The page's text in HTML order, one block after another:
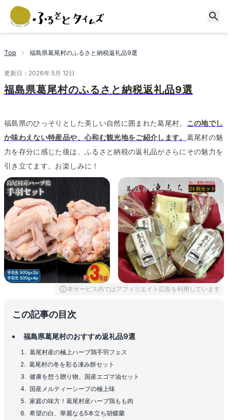
Top 福島県葛尾村のふるさと納税返礼品9選
更新日： 2026年 5月 12日
福島県葛尾村のふるさと納税返礼品9選
福島県のひっそりとした美しい自然に囲まれた葛尾村。 この地でし
か味わえない特産品や、心和む観光地をご紹介します。 葛尾村の魅
力を存分に感じた後は、ふるさと納税の返礼品がさらにその魅力を
引き立てます。 お楽しみに！
本サービス内ではアフィリエイト広告を利用しています
この記事の目次
福島県葛尾村のおすすめ返礼品9選
葛尾村産の極上ハーブ鶏手羽フェス
葛尾村の冬を彩る凍み餅セット
健康を想う贈り物、国産エゴマ油セット
国産メルティーシープの極上味
家庭の味方！葛尾村産ハーブ鶏もも肉
希望の白、華麗なる5本立ち胡蝶蘭